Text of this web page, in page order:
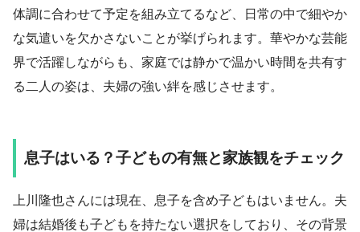
体調に合わせて予定を組み立てるなど、日常の中で細やか
な気遣いを欠かさないことが挙げられます。華やかな芸能
界で活躍しながらも、家庭では静かで温かい時間を共有す
る二人の姿は、夫婦の強い絆を感じさせます。
息子はいる？子どもの有無と家族観をチェック
上川隆也さんには現在、息子を含め子どもはいません。夫
婦は結婚後も子どもを持たない選択をしており、その背景